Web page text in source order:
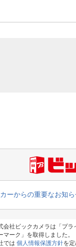
カーからの重要なお知
会社ビックカメラは「プラ
マーク」を取得しました。
では 個人情報保護方針を定